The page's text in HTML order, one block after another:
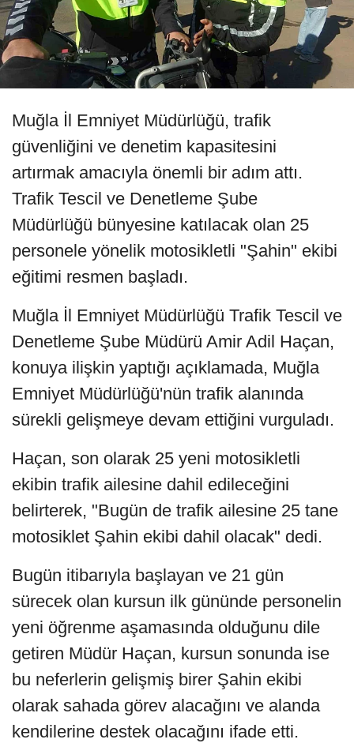
Muğla İl Emniyet Müdürlüğü, trafik
güvenliğini ve denetim kapasitesini
artırmak amacıyla önemli bir adım attı.
Trafik Tescil ve Denetleme Şube
Müdürlüğü bünyesine katılacak olan 25
personele yönelik motosikletli "Şahin" ekibi
eğitimi resmen başladı.
Muğla İl Emniyet Müdürlüğü Trafik Tescil ve
Denetleme Şube Müdürü Amir Adil Haçan,
konuya ilişkin yaptığı açıklamada, Muğla
Emniyet Müdürlüğü'nün trafik alanında
sürekli gelişmeye devam ettiğini vurguladı.
Haçan, son olarak 25 yeni motosikletli
ekibin trafik ailesine dahil edileceğini
belirterek, "Bugün de trafik ailesine 25 tane
motosiklet Şahin ekibi dahil olacak" dedi.
Bugün itibarıyla başlayan ve 21 gün
sürecek olan kursun ilk gününde personelin
yeni öğrenme aşamasında olduğunu dile
getiren Müdür Haçan, kursun sonunda ise
bu neferlerin gelişmiş birer Şahin ekibi
olarak sahada görev alacağını ve alanda
kendilerine destek olacağını ifade etti.